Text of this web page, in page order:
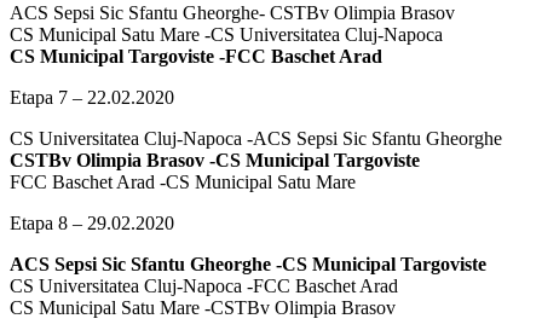
ACS Sepsi Sic Sfantu Gheorghe- CSTBv Olimpia Brasov
CS Municipal Satu Mare -CS Universitatea Cluj-Napoca
CS Municipal Targoviste -FCC Baschet Arad
Etapa 7 – 22.02.2020
CS Universitatea Cluj-Napoca -ACS Sepsi Sic Sfantu Gheorghe
CSTBv Olimpia Brasov -CS Municipal Targoviste
FCC Baschet Arad -CS Municipal Satu Mare
Etapa 8 – 29.02.2020
ACS Sepsi Sic Sfantu Gheorghe -CS Municipal Targoviste
CS Universitatea Cluj-Napoca -FCC Baschet Arad
CS Municipal Satu Mare -CSTBv Olimpia Brasov